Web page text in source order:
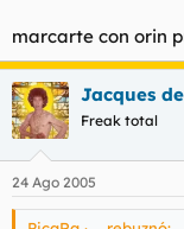
marcarte con orin
Jacques
Freak total
24 Ago 2005